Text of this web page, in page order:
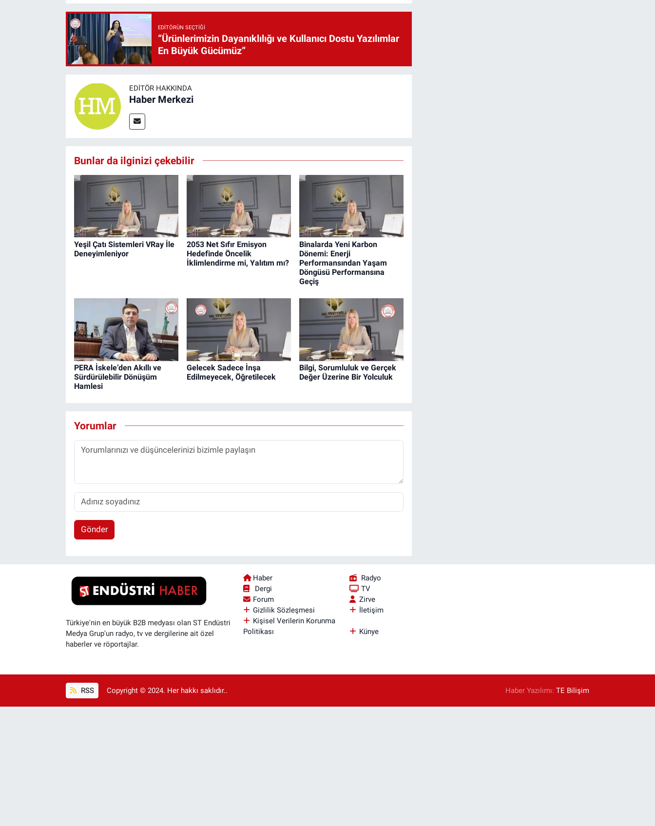
EDITÖRÜN SEÇTIĞI
“Ürünlerimizin Dayanıklılığı ve Kullanıcı Dostu Yazılımlar
En Büyük Gücümüz”
EDITÖR HAKKINDA
Haber Merkezi
Bunlar da ilginizi çekebilir
Yeşil Çatı Sistemleri VRay İle
Deneyimleniyor
2053 Net Sıfır Emisyon
Hedefinde Öncelik
İklimlendirme mi, Yalıtım mı?
Binalarda Yeni Karbon
Dönemi: Enerji
Performansından Yaşam
Döngüsü Performansına
Geçiş
PERA İskele’den Akıllı ve
Sürdürülebilir Dönüşüm
Hamlesi
Gelecek Sadece İnşa
Edilmeyecek, Öğretilecek
Bilgi, Sorumluluk ve Gerçek
Değer Üzerine Bir Yolculuk
Yorumlar
Gönder
Türkiye'nin en büyük B2B medyası olan ST Endüstri
Medya Grup'un radyo, tv ve dergilerine ait özel
haberler ve röportajlar.
Haber
Radyo
Dergi
TV
Forum
Zirve
Gizlilik Sözleşmesi
İletişim
Kişisel Verilerin Korunma
Politikası
Künye
RSS Copyright © 2024. Her hakkı saklıdır.. Haber Yazılımı:TE Bilişim